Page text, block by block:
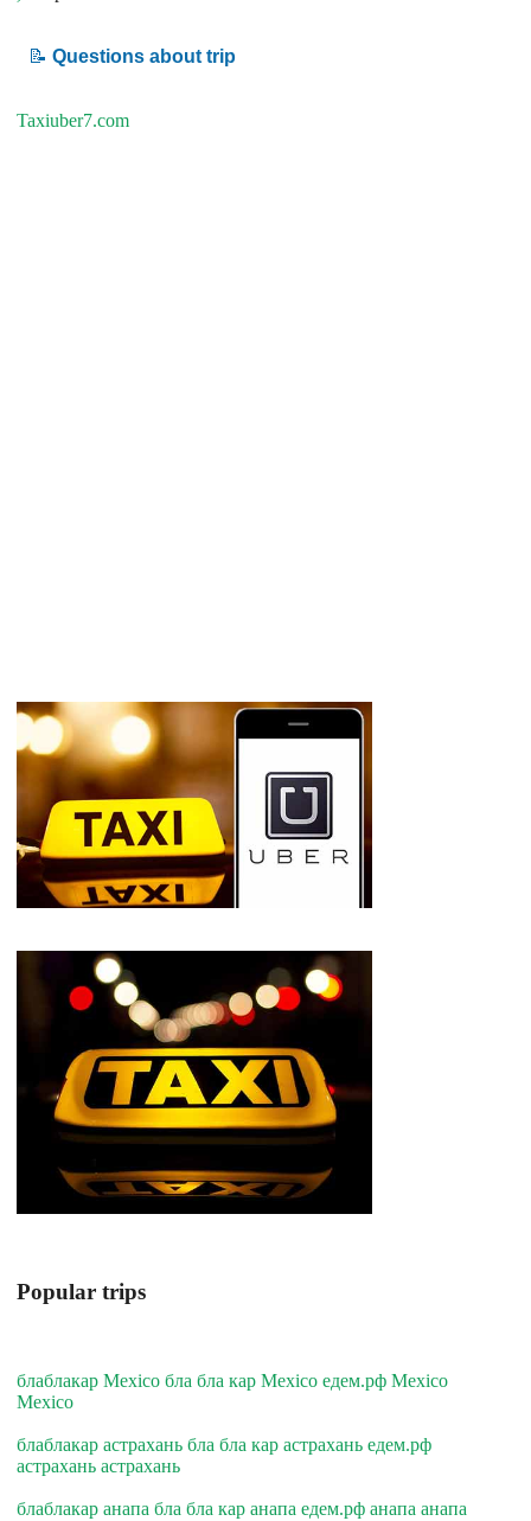
📝 Questions about trip
Taxiuber7.com
Popular trips
блаблакар Mexico бла бла кар Mexico едем.рф Mexico
Mexico
блаблакар астрахань бла бла кар астрахань едем.рф
астрахань астрахань
блаблакар анапа бла бла кар анапа едем.рф анапа анапа